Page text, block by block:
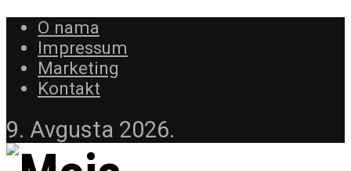
O nama
Impressum
Marketing
Kontakt
9. Avgusta 2026.